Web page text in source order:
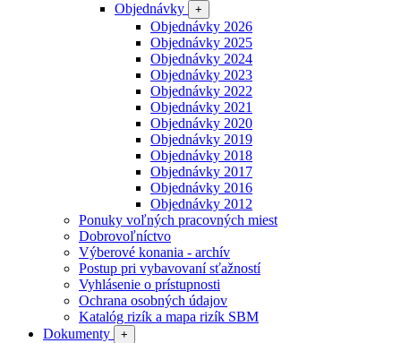
Objednávky
+
Objednávky 2026
Objednávky 2025
Objednávky 2024
Objednávky 2023
Objednávky 2022
Objednávky 2021
Objednávky 2020
Objednávky 2019
Objednávky 2018
Objednávky 2017
Objednávky 2016
Objednávky 2012
Ponuky voľných pracovných miest
Dobrovoľníctvo
Výberové konania - archív
Postup pri vybavovaní sťažností
Vyhlásenie o prístupnosti
Ochrana osobných údajov
Katalóg rizík a mapa rizík SBM
Dokumenty
+